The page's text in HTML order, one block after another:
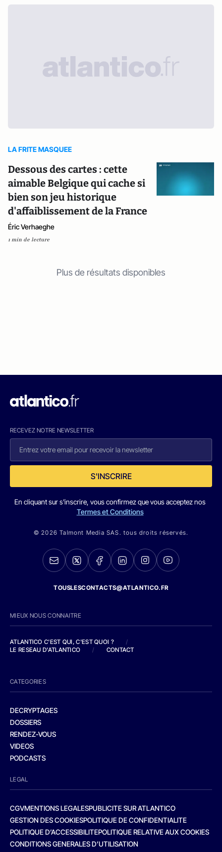
LA FRITE MASQUEE
Dessous des cartes : cette
aimable Belgique qui cache si
bien son jeu historique
d'affaiblissement de la France
Éric Verhaeghe
1 min de lecture
Plus de résultats disponibles
RECEVEZ NOTRE NEWSLETTER
S'INSCRIRE
En cliquant sur s'inscrire, vous confirmez que vous acceptez nos
Termes et Conditions
© 2026 Talmont Media SAS. tous droits réservés.
TOUSLESCONTACTS@ATLANTICO.FR
MIEUX NOUS CONNAITRE
ATLANTICO C'EST QUI, C'EST QUOI ?
/
LE RESEAU D'ATLANTICO
/ CONTACT
CATEGORIES
DECRYPTAGES
DOSSIERS
RENDEZ-VOUS
VIDEOS
PODCASTS
LEGAL
CGVMENTIONS LEGALESPUBLICITE SUR ATLANTICO
GESTION DES COOKIESPOLITIQUE DE CONFIDENTIALITE
POLITIQUE D’ACCESSIBILITEPOLITIQUE RELATIVE AUX COOKIES
CONDITIONS GENERALES D’UTILISATION